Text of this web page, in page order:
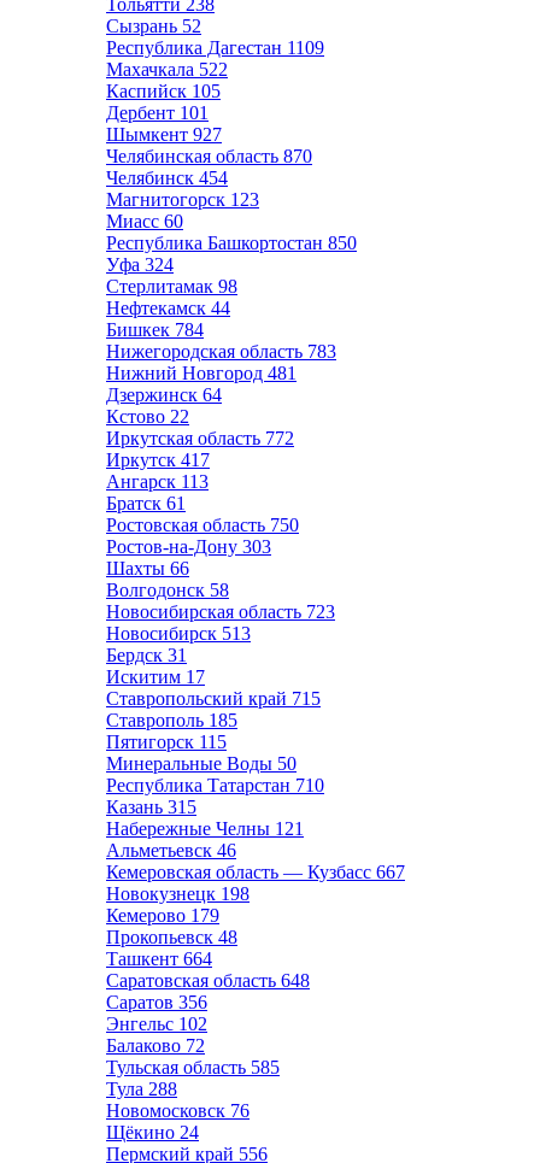
Тольятти 238
Сызрань 52
Республика Дагестан 1109
Махачкала 522
Каспийск 105
Дербент 101
Шымкент 927
Челябинская область 870
Челябинск 454
Магнитогорск 123
Миасс 60
Республика Башкортостан 850
Уфа 324
Стерлитамак 98
Нефтекамск 44
Бишкек 784
Нижегородская область 783
Нижний Новгород 481
Дзержинск 64
Кстово 22
Иркутская область 772
Иркутск 417
Ангарск 113
Братск 61
Ростовская область 750
Ростов-на-Дону 303
Шахты 66
Волгодонск 58
Новосибирская область 723
Новосибирск 513
Бердск 31
Искитим 17
Ставропольский край 715
Ставрополь 185
Пятигорск 115
Минеральные Воды 50
Республика Татарстан 710
Казань 315
Набережные Челны 121
Альметьевск 46
Кемеровская область — Кузбасс 667
Новокузнецк 198
Кемерово 179
Прокопьевск 48
Ташкент 664
Саратовская область 648
Саратов 356
Энгельс 102
Балаково 72
Тульская область 585
Тула 288
Новомосковск 76
Щёкино 24
Пермский край 556